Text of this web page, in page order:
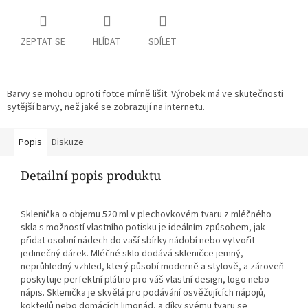
ZEPTAT SE HLÍDAT SDÍLET
Barvy se mohou oproti fotce mírně lišit. Výrobek má ve skutečnosti
sytější barvy, než jaké se zobrazují na internetu.
Popis Diskuze
Detailní popis produktu
Sklenička o objemu 520 ml v plechovkovém tvaru z mléčného
skla s možností vlastního potisku je ideálním způsobem, jak
přidat osobní nádech do vaší sbírky nádobí nebo vytvořit
jedinečný dárek. Mléčné sklo dodává skleničce jemný,
neprůhledný vzhled, který působí moderně a stylově, a zároveň
poskytuje perfektní plátno pro váš vlastní design, logo nebo
nápis. Sklenička je skvělá pro podávání osvěžujících nápojů,